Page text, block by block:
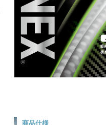
商品仕様